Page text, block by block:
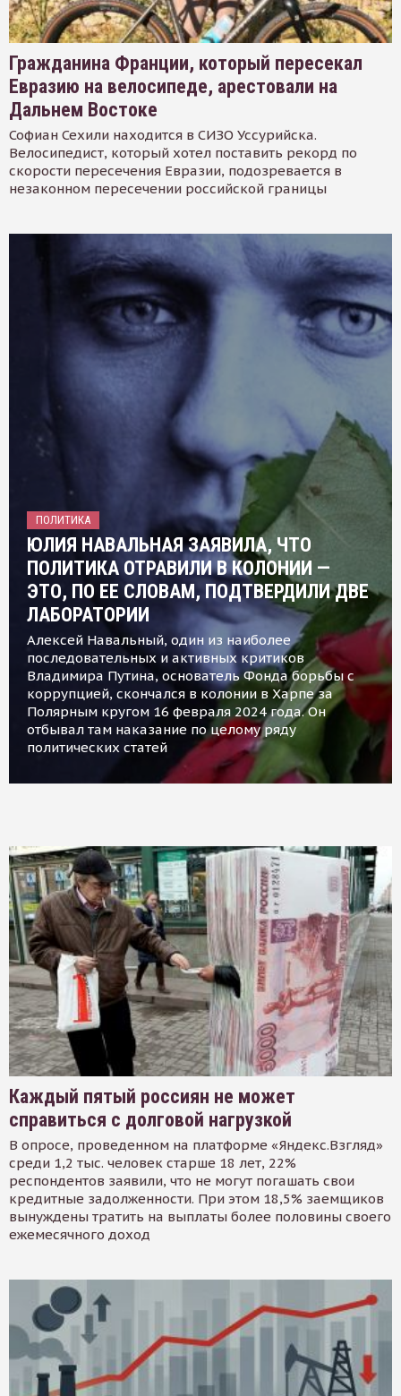
Гражданина Франции, который пересекал
Евразию на велосипеде, арестовали на
Дальнем Востоке
Софиан Сехили находится в СИЗО Уссурийска.
Велосипедист, который хотел поставить рекорд по
скорости пересечения Евразии, подозревается в
незаконном пересечении российской границы
ПОЛИТИКА
ЮЛИЯ НАВАЛЬНАЯ ЗАЯВИЛА, ЧТО
ПОЛИТИКА ОТРАВИЛИ В КОЛОНИИ —
ЭТО, ПО ЕЕ СЛОВАМ, ПОДТВЕРДИЛИ ДВЕ
ЛАБОРАТОРИИ
Алексей Навальный, один из наиболее
последовательных и активных критиков
Владимира Путина, основатель Фонда борьбы с
коррупцией, скончался в колонии в Харпе за
Полярным кругом 16 февраля 2024 года. Он
отбывал там наказание по целому ряду
политических статей
Каждый пятый россиян не может
справиться с долговой нагрузкой
В опросе, проведенном на платформе «Яндекс.Взгляд»
среди 1,2 тыс. человек старше 18 лет, 22%
респондентов заявили, что не могут погашать свои
кредитные задолженности. При этом 18,5% заемщиков
вынуждены тратить на выплаты более половины своего
ежемесячного доход